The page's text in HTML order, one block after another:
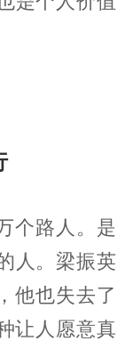
个路人。是
人。梁振英
他也失去了
让人愿意真